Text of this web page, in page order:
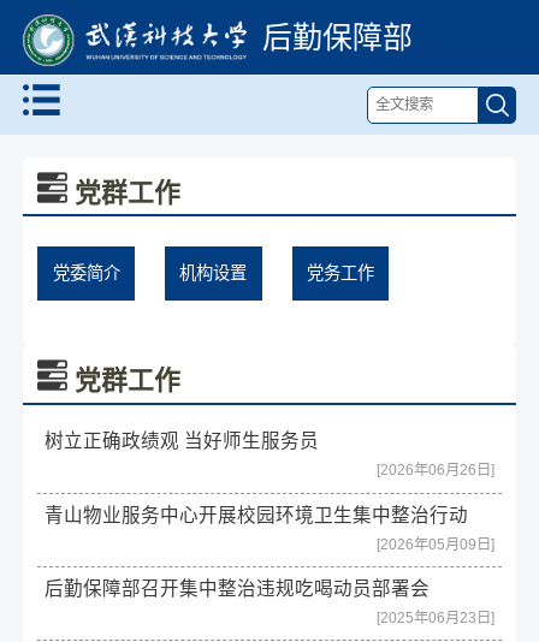
后勤保障部
党群工作
党委简介 机构设置 党务工作
党群工作
树立正确政绩观 当好师生服务员
[2026年06月26日]
青山物业服务中心开展校园环境卫生集中整治行动
[2026年05月09日]
后勤保障部召开集中整治违规吃喝动员部署会
[2025年06月23日]